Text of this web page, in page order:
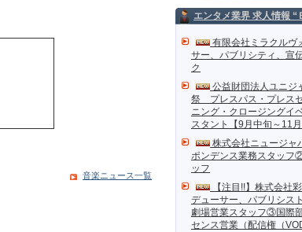
エンタメ業界 求人情報 “
有限会社ミラクルヴ
サー、パブリシティ、宣
ク
公益財団法人ユニジ
祭 プレスパス・プレス
ニング・クロージングイ
スタント【9月中旬～11月
株式会社ニュージ
ポンデンス業務スタッフ
ッフ
【注目!!】株式会社
デューサー、パブリシス
劇場営業スタッフ③国際
センス営業（配信権（
音楽ニュース一覧